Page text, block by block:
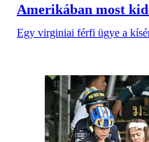
Amerikában most
Egy virginiai férfi ügye a